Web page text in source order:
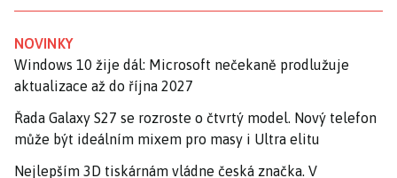
NOVINKY
Windows 10 žije dál: Microsoft nečekaně prodlužuje
aktualizace až do října 2027
Řada Galaxy S27 se rozroste o čtvrtý model. Nový telefon
může být ideálním mixem pro masy i Ultra elitu
Nejlepším 3D tiskárnám vládne česká značka. V